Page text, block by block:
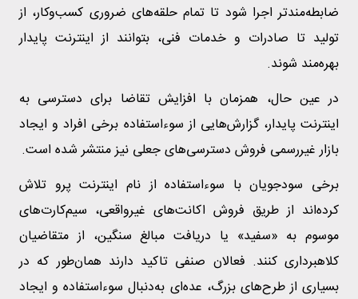
ضابطه‌مندتر اجرا شود تا تمام حلقه‌های ضروری کسب‌وکار، از
تولید تا صادرات و خدمات فنی، بتوانند از اینترنت پایدار
بهره‌مند شوند.
در عین حال، همزمان با افزایش تقاضا برای دسترسی به
اینترنت پایدار، گزارش‌هایی از سوءاستفاده برخی افراد و ایجاد
بازار غیررسمی فروش دسترسی‌های جعلی نیز منتشر شده است.
برخی سودجویان با سوءاستفاده از نام اینترنت پرو تلاش
کرده‌اند از طریق فروش اکانت‌های غیرواقعی، سیم‌کارت‌های
موسوم به «سفید» یا دریافت مبالغ سنگین، از متقاضیان
کلاهبرداری کنند. فعالان صنفی تاکید دارند همان‌طور که در
بسیاری از طرح‌های بزرگ، عده‌ای به‌دنبال سوءاستفاده و ایجاد